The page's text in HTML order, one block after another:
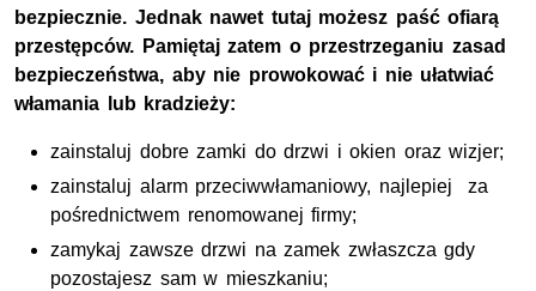
bezpiecznie. Jednak nawet tutaj możesz paść ofiarą
przestępców. Pamiętaj zatem o przestrzeganiu zasad
bezpieczeństwa, aby nie prowokować i nie ułatwiać
włamania lub kradzieży:
zainstaluj dobre zamki do drzwi i okien oraz wizjer;
zainstaluj alarm przeciwwłamaniowy, najlepiej za
pośrednictwem renomowanej firmy;
zamykaj zawsze drzwi na zamek zwłaszcza gdy
pozostajesz sam w mieszkaniu;